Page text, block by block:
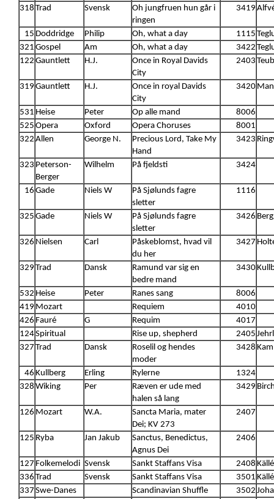
318 Trad Svensk
Oh jungfruen hun går i
ringen
3419
15 Doddridge Philip Oh, what a day 1115
321 Gospel Am Oh, what a day 3422
122 Gauntlett H.J.
Once in Royal Davids
City
2403
319 Gauntlett H.J.
Once in royal Davids
City
3420
531 Heise Peter Op alle mand
8006
525 Opera Oxford Opera Choruses
8001
322 Allen George N.
Precious Lord, Take My
Hand
3423
323 Peterson-
Berger
Wilhelm På fjeldsti 3424
16 Gade Niels W
På Sjølunds fagre
sletter
1116
325 Gade Niels W
På Sjølunds fagre
sletter
3426
326 Nielsen Carl
Påskeblomst, hvad vil
du her
3427
329 Trad Dansk
Ramund var sig en
bedre mand
3430
532 Heise Peter Ranes sang
8006
419 Mozart Requiem
4010
426 Fauré G Requim
4017
124Spiritual Rise up, shepherd 2405
327 Trad Dansk
Roselil og hendes
moder
3428
46 Kullberg Erling Rylerne
1324
328 Wiking Per
Ræven er ude med
halen så lang
3429
126 Mozart W.A.
Sancta Maria, mater
Dei; KV 273
2407
125 Ryba Jan Jakub
Sanctus, Benedictus,
Agnus Dei
2406
127 Folkemelodi Svensk Sankt Staffans Visa 2408
336 Trad Svensk Sankt Staffans Visa 3501
337 Swe-Danes Scandinavian Shuffle 3502